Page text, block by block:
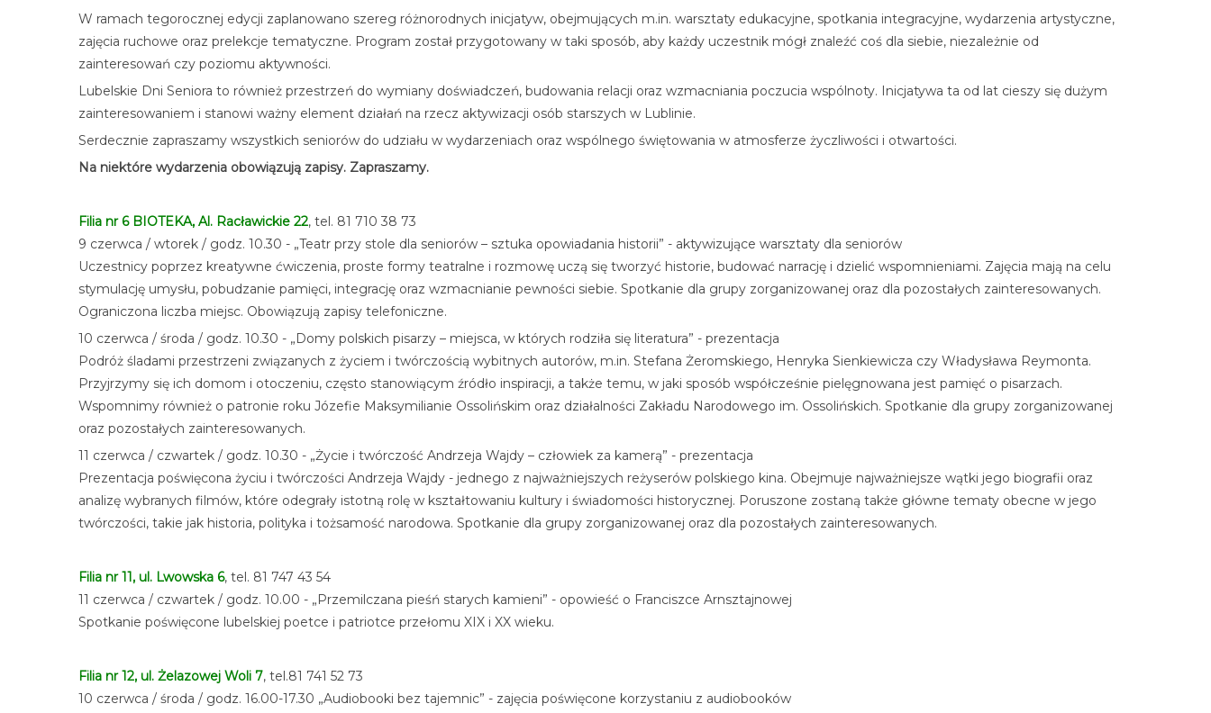
W ramach tegorocznej edycji zaplanowano szereg różnorodnych inicjatyw, obejmujących m.in. warsztaty edukacyjne, spotkania integracyjne, wydarzenia artystyczne,
zajęcia ruchowe oraz prelekcje tematyczne. Program został przygotowany w taki sposób, aby każdy uczestnik mógł znaleźć coś dla siebie, niezależnie od
zainteresowań czy poziomu aktywności.
Lubelskie Dni Seniora to również przestrzeń do wymiany doświadczeń, budowania relacji oraz wzmacniania poczucia wspólnoty. Inicjatywa ta od lat cieszy się dużym
zainteresowaniem i stanowi ważny element działań na rzecz aktywizacji osób starszych w Lublinie.
Serdecznie zapraszamy wszystkich seniorów do udziału w wydarzeniach oraz wspólnego świętowania w atmosferze życzliwości i otwartości.
Na niektóre wydarzenia obowiązują zapisy. Zapraszamy.
Filia nr 6 BIOTEKA, Al. Racławickie 22, tel. 81 710 38 73
9 czerwca / wtorek / godz. 10.30 - „Teatr przy stole dla seniorów – sztuka opowiadania historii” - aktywizujące warsztaty dla seniorów
Uczestnicy poprzez kreatywne ćwiczenia, proste formy teatralne i rozmowę uczą się tworzyć historie, budować narrację i dzielić wspomnieniami. Zajęcia mają na celu
stymulację umysłu, pobudzanie pamięci, integrację oraz wzmacnianie pewności siebie. Spotkanie dla grupy zorganizowanej oraz dla pozostałych zainteresowanych.
Ograniczona liczba miejsc. Obowiązują zapisy telefoniczne.
10 czerwca / środa / godz. 10.30 - „Domy polskich pisarzy – miejsca, w których rodziła się literatura” - prezentacja
Podróż śladami przestrzeni związanych z życiem i twórczością wybitnych autorów, m.in. Stefana Żeromskiego, Henryka Sienkiewicza czy Władysława Reymonta.
Przyjrzymy się ich domom i otoczeniu, często stanowiącym źródło inspiracji, a także temu, w jaki sposób współcześnie pielęgnowana jest pamięć o pisarzach.
Wspomnimy również o patronie roku Józefie Maksymilianie Ossolińskim oraz działalności Zakładu Narodowego im. Ossolińskich. Spotkanie dla grupy zorganizowanej
oraz pozostałych zainteresowanych.
11 czerwca / czwartek / godz. 10.30 - „Życie i twórczość Andrzeja Wajdy – człowiek za kamerą” - prezentacja
Prezentacja poświęcona życiu i twórczości Andrzeja Wajdy - jednego z najważniejszych reżyserów polskiego kina. Obejmuje najważniejsze wątki jego biografii oraz
analizę wybranych filmów, które odegrały istotną rolę w kształtowaniu kultury i świadomości historycznej. Poruszone zostaną także główne tematy obecne w jego
twórczości, takie jak historia, polityka i tożsamość narodowa. Spotkanie dla grupy zorganizowanej oraz dla pozostałych zainteresowanych.
Filia nr 11, ul. Lwowska 6, tel. 81 747 43 54
11 czerwca / czwartek / godz. 10.00 - „Przemilczana pieśń starych kamieni” - opowieść o Franciszce Arnsztajnowej
Spotkanie poświęcone lubelskiej poetce i patriotce przełomu XIX i XX wieku.
Filia nr 12, ul. Żelazowej Woli 7, tel.81 741 52 73
10 czerwca / środa / godz. 16.00-17.30 „Audiobooki bez tajemnic” - zajęcia poświęcone korzystaniu z audiobooków